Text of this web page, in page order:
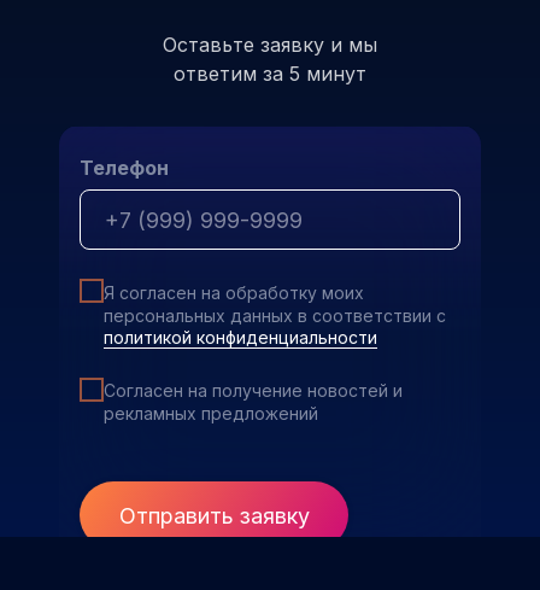
Телефон
Я согласен на обработку моих
персональных данных в соответствии с
политикой конфиденциальности
Согласен на получение новостей и
рекламных предложений
Отправить заявку
Оставьте заявку и мы
ответим за 5 минут